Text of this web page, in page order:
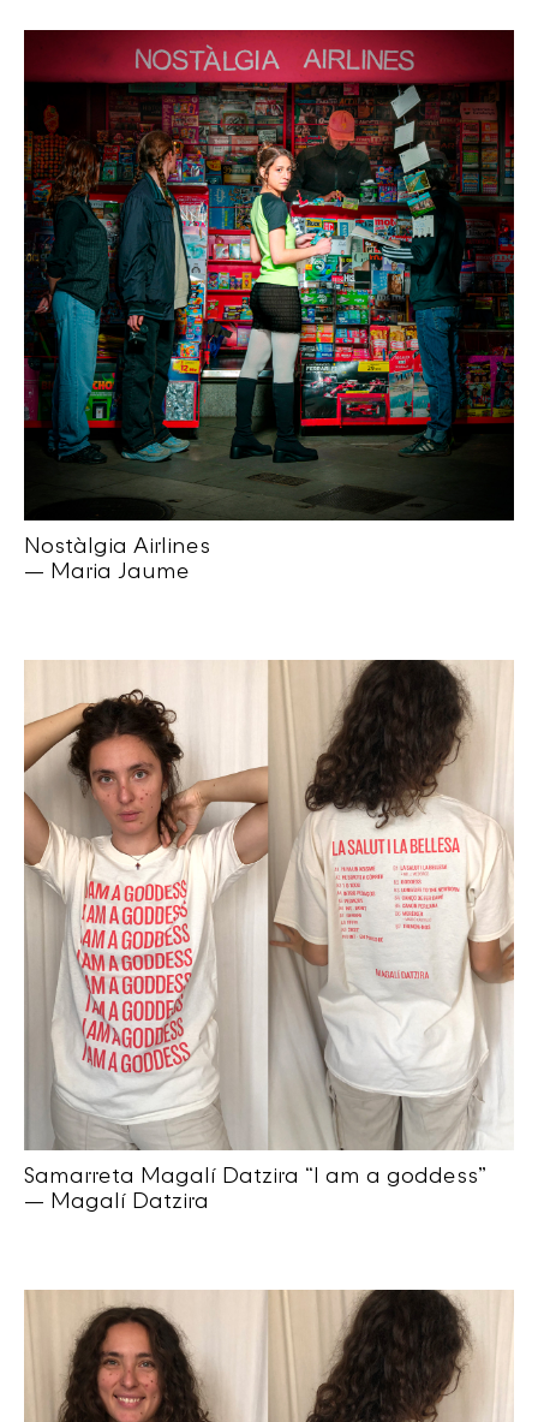
Nostàlgia Airlines
— Maria Jaume
Samarreta Magalí Datzira “I am a goddess”
— Magalí Datzira